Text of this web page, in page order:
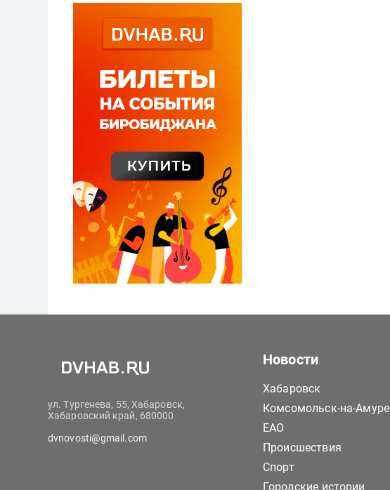
ул. Тургенева, 55, Хабаровск,
Хабаровский край, 680000
dvnovosti@gmail.com
Новости
Хабаровск
Комсомольск-на-Амуре
ЕАО
Происшествия
Спорт
Городские истории